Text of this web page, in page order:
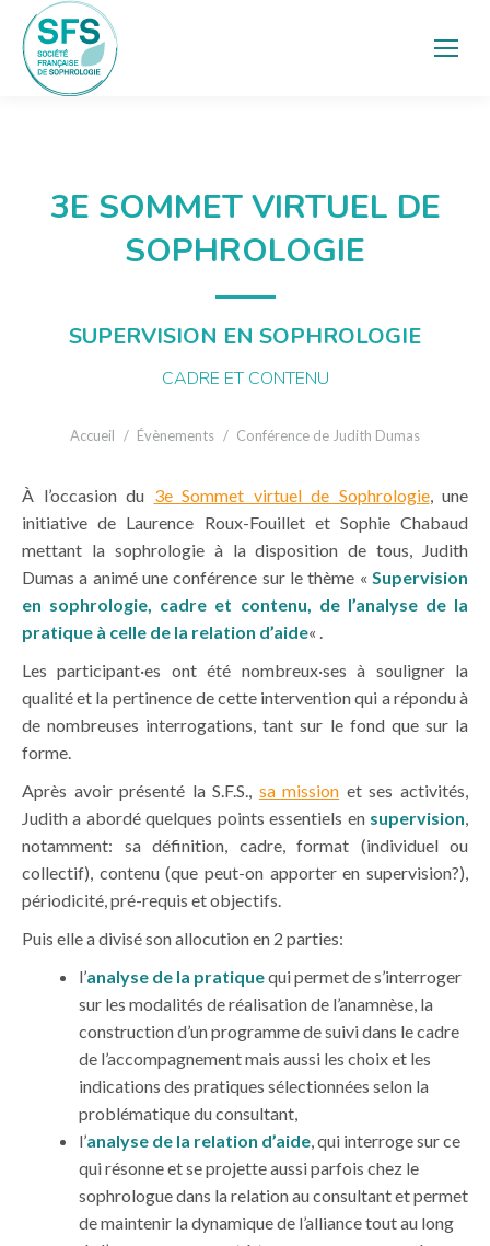
3E SOMMET VIRTUEL DE
SOPHROLOGIE
SUPERVISION EN SOPHROLOGIE
CADRE ET CONTENU
Vous êtes ici :
Accueil Évènements Conférence de Judith Dumas
À l’occasion du 3e Sommet virtuel de Sophrologie, une
initiative de Laurence Roux-Fouillet et Sophie Chabaud
mettant la sophrologie à la disposition de tous, Judith
Dumas a animé une conférence sur le thème « Supervision
en sophrologie, cadre et contenu, de l’analyse de la
pratique à celle de la relation d’aide« .
Les participant·es ont été nombreux·ses à souligner la
qualité et la pertinence de cette intervention qui a répondu à
de nombreuses interrogations, tant sur le fond que sur la
forme.
Après avoir présenté la S.F.S., sa mission et ses activités,
Judith a abordé quelques points essentiels en supervision,
notamment: sa définition, cadre, format (individuel ou
collectif), contenu (que peut-on apporter en supervision?),
périodicité, pré-requis et objectifs.
Puis elle a divisé son allocution en 2 parties:
l’analyse de la pratiquequi permet de s’interroger
sur les modalités de réalisation de l’anamnèse, la
construction d’un programme de suivi dans le cadre
de l’accompagnement mais aussi les choix et les
indications des pratiques sélectionnées selon la
problématique du consultant,
l’analyse de la relation d’aide, qui interroge sur ce
qui résonne et se projette aussi parfois chez le
sophrologue dans la relation au consultant et permet
de maintenir la dynamique de l’alliance tout au long